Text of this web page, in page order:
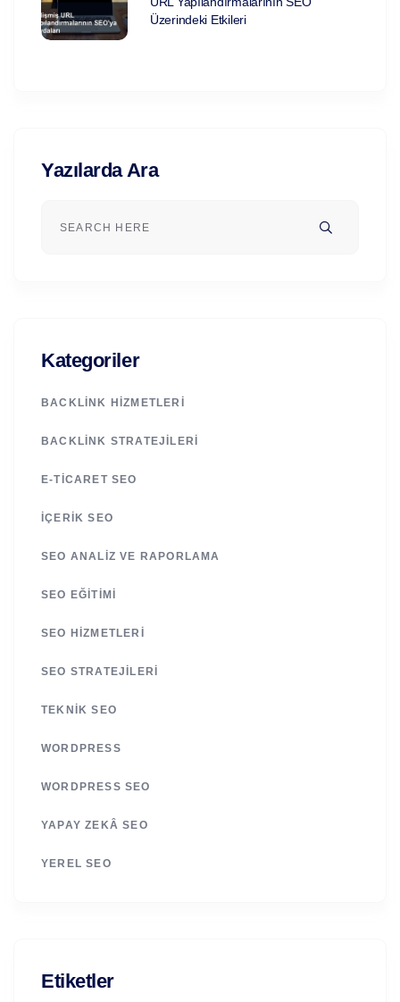
Üzerindeki Etkileri
Yazılarda Ara
Kategoriler
BACKLINK HIZMETLERI
BACKLINK STRATEJILERI
E-TICARET SEO
İÇERIK SEO
SEO ANALIZ VE RAPORLAMA
SEO EĞITIMI
SEO HIZMETLERI
SEO STRATEJILERI
TEKNIK SEO
WORDPRESS
WORDPRESS SEO
YAPAY ZEKÂ SEO
YEREL SEO
Etiketler